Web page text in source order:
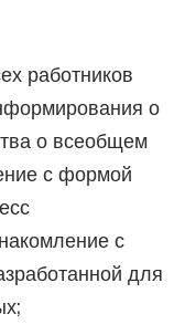
работников
о
о всеобщем
с формой
с
для